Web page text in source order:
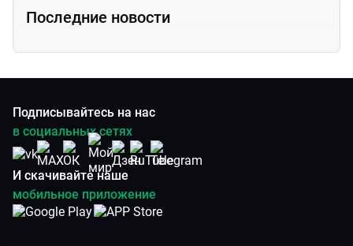
Последние новости
Подписывайтесь на нас
в социальных сетях
И скачивайте наше
мобильное приложение